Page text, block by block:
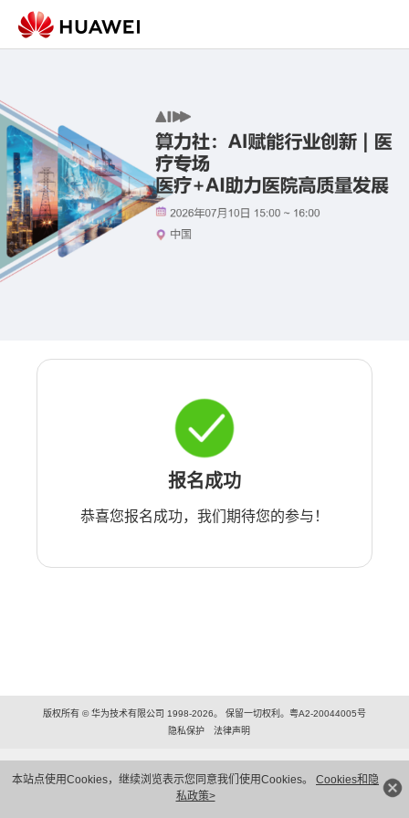
本站点使用Cookies，继续浏览表示您同意我们使用Cookies。 Cookies和隐
私政策>
报名成功
恭喜您报名成功，我们期待您的参与！
版权所有 © 华为技术有限公司 1998-2026。 保留一切权利。粤A2-20044005号
隐私保护
法律声明